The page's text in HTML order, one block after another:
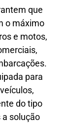
que
o máximo
e motos,
para
do tipo
solução